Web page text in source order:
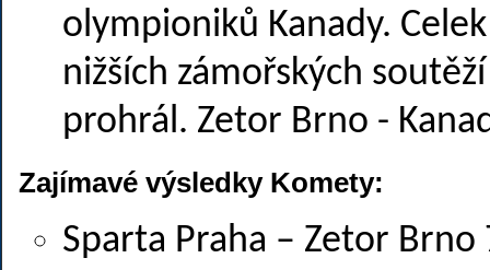
olympioniků Kanady.
nižších zámořských
prohrál. Zetor Brno -
Zajímavé výsledky Komety:
Sparta Praha – Zetor Brno